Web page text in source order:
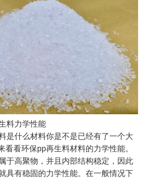
力学性能
什么材料你是不是已经有了一个大
看看环保pp再生料材料的力学性能。
于高聚物，并且内部结构稳定，因此
具有稳固的力学性能。在一般情况下